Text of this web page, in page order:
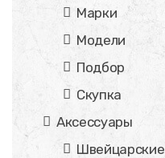
Марки
Модели
Подбор
Скупка
Аксессуары
Швейцарские